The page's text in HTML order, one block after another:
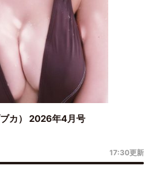
カ） 2026年4月号
17:30更新